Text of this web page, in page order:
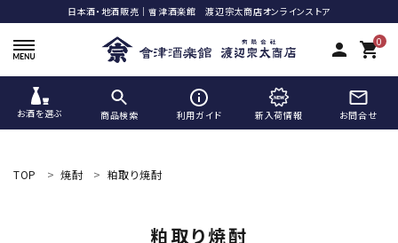
日本酒・地酒販売｜會津酒楽館 渡辺宗太商店オンラインストア
person 0
shopping_cart
お酒を選ぶ 商品検索 利用ガイド 新入荷情報 お問合せ
ようこそ ゲスト 様
TOP 焼酎 粕取り焼酎
粕取り焼酎